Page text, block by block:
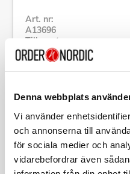
Denna webbplats
Vi använder
och annonserna till
för sociala medier och
vidarebefordrar även
Art. nr:
A13696
Tillv. art. nr:
IM 12
Se alla produkter inom
Specifikation
Beskrivning